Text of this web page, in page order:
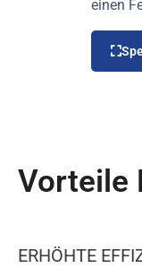
einen
Vorteile
ERHÖHTE